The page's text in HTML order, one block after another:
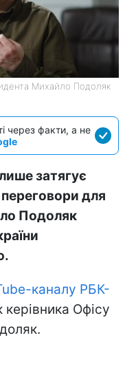
Михайло Подоляк
через факти, а не
затягує
для
Подоляк
каналу РБК-
керівника Офісу